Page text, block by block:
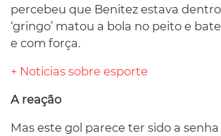
percebeu que Benitez estava
‘gringo’ matou a bola no peito e
e com força.
+ Noticias sobre esporte
A reação
Mas este gol parece ter sido a